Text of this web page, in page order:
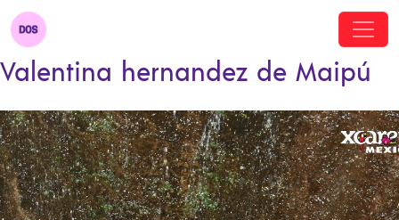
Valentina hernandez de Maipú